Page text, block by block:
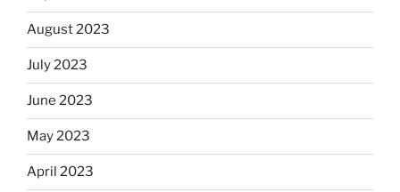
August 2023
July 2023
June 2023
May 2023
April 2023